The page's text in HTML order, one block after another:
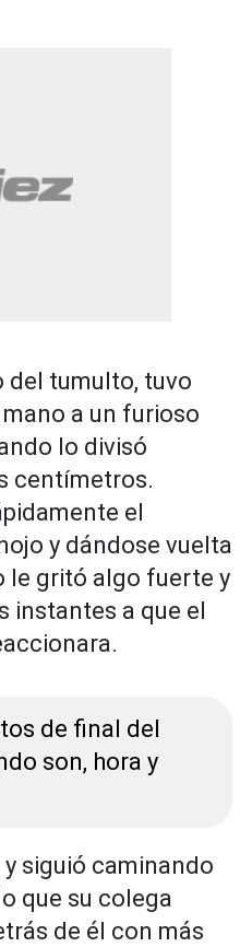
del tumulto, tuvo
a un furioso
lo divisó
centímetros.
el
y dándose vuelta
le gritó algo fuerte y
instantes a que el
de final del
son, hora y
siguió caminando
que su colega
de él con más